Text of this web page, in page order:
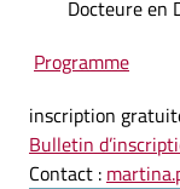
Docteure en
Programme
inscription
Bulletin
Contact :